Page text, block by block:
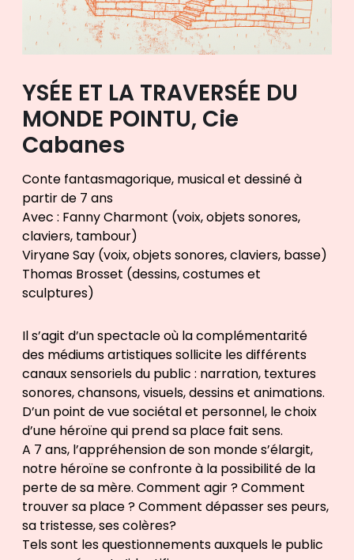
YSÉE ET LA TRAVERSÉE DU
MONDE POINTU, Cie
Cabanes
Conte fantasmagorique, musical et dessiné à
partir de 7 ans
Avec : Fanny Charmont (voix, objets sonores,
claviers, tambour)
Viryane Say (voix, objets sonores, claviers, basse)
Thomas Brosset (dessins, costumes et
sculptures)
Il s’agit d’un spectacle où la complémentarité
des médiums artistiques sollicite les différents
canaux sensoriels du public : narration, textures
sonores, chansons, visuels, dessins et animations.
D’un point de vue sociétal et personnel, le choix
d’une héroïne qui prend sa place fait sens.
A 7 ans, l’appréhension de son monde s’élargit,
notre héroïne se confronte à la possibilité de la
perte de sa mère. Comment agir ? Comment
trouver sa place ? Comment dépasser ses peurs,
sa tristesse, ses colères?
Tels sont les questionnements auxquels le public